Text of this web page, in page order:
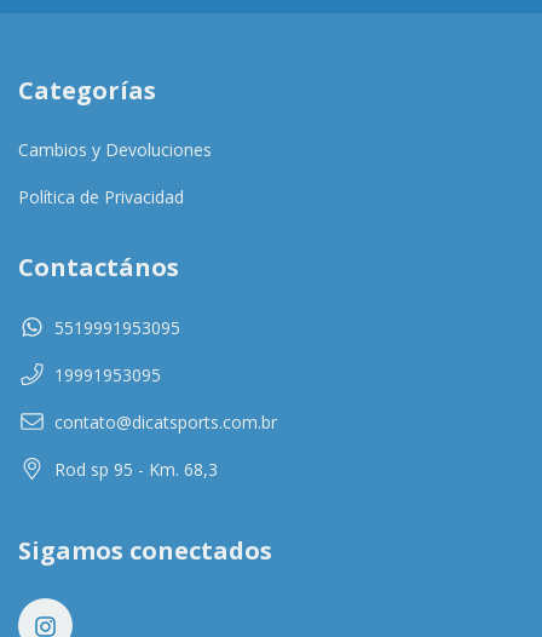
Categorías
Cambios y Devoluciones
Política de Privacidad
Contactános
5519991953095
19991953095
contato@dicatsports.com.br
Rod sp 95 - Km. 68,3
Sigamos conectados